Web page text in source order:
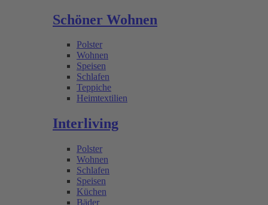
Schöner Wohnen
Polster
Wohnen
Speisen
Schlafen
Teppiche
Heimtextilien
Interliving
Polster
Wohnen
Schlafen
Speisen
Küchen
Bäder